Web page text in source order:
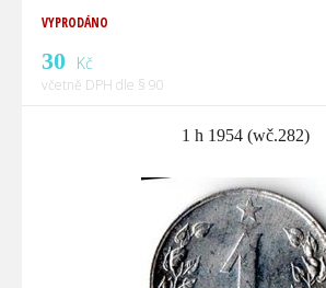
VYPRODÁNO
30 Kč
včetně DPH dle § 90
1 h 1954 (wč.282)